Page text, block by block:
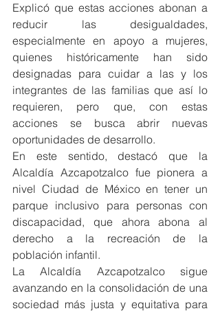
Explicó que estas acciones abonan a
reducir las desigualdades,
especialmente en apoyo a mujeres,
quienes históricamente han sido
designadas para cuidar a las y los
integrantes de las familias que así lo
requieren, pero que, con estas
acciones se busca abrir nuevas
oportunidades de desarrollo.
En este sentido, destacó que la
Alcaldía Azcapotzalco fue pionera a
nivel Ciudad de México en tener un
parque inclusivo para personas con
discapacidad, que ahora abona al
derecho a la recreación de la
población infantil.
La Alcaldía Azcapotzalco sigue
avanzando en la consolidación de una
sociedad más justa y equitativa para